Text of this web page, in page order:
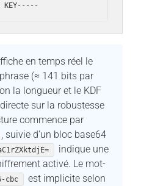
KEY-----
en temps réel le
(≈ 141 bits par
la longueur et le KDF
sur la robustesse
commence par
, suivie d’un bloc base64
indique une
activé. Le mot-
cbc
est implicite selon